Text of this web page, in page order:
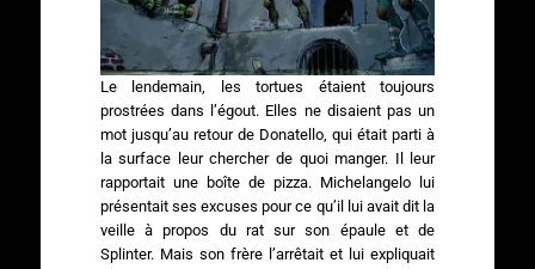
Le lendemain, les tortues étaient toujours
prostrées dans l’égout. Elles ne disaient pas un
mot jusqu’au retour de Donatello, qui était parti à
la surface leur chercher de quoi manger. Il leur
rapportait une boîte de pizza. Michelangelo lui
présentait ses excuses pour ce qu’il lui avait dit la
veille à propos du rat sur son épaule et de
Splinter. Mais son frère l’arrêtait et lui expliquait